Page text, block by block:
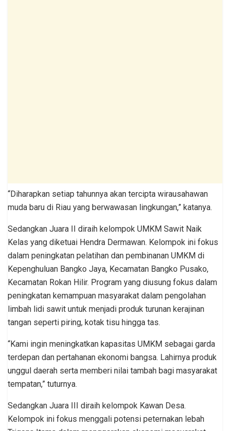
“Diharapkan setiap tahunnya akan tercipta wirausahawan
muda baru di Riau yang berwawasan lingkungan,” katanya.
Sedangkan Juara II diraih kelompok UMKM Sawit Naik
Kelas yang diketuai Hendra Dermawan. Kelompok ini fokus
dalam peningkatan pelatihan dan pembinanan UMKM di
Kepenghuluan Bangko Jaya, Kecamatan Bangko Pusako,
Kecamatan Rokan Hilir. Program yang diusung fokus dalam
peningkatan kemampuan masyarakat dalam pengolahan
limbah lidi sawit untuk menjadi produk turunan kerajinan
tangan seperti piring, kotak tisu hingga tas.
“Kami ingin meningkatkan kapasitas UMKM sebagai garda
terdepan dan pertahanan ekonomi bangsa. Lahirnya produk
unggul daerah serta memberi nilai tambah bagi masyarakat
tempatan,” tuturnya.
Sedangkan Juara III diraih kelompok Kawan Desa.
Kelompok ini fokus menggali potensi peternakan lebah